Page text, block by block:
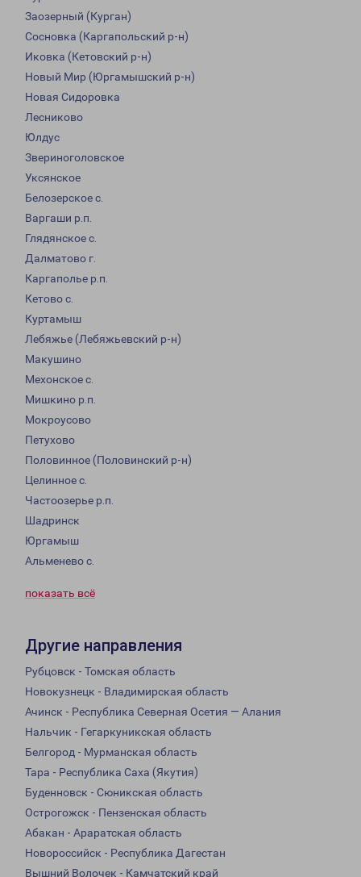
Заозерный (Курган)
Сосновка (Каргапольский р-н)
Иковка (Кетовский р-н)
Новый Мир (Юргамышский р-н)
Новая Сидоровка
Лесниково
Юлдус
Звериноголовское
Уксянское
Белозерское с.
Варгаши р.п.
Глядянское с.
Далматово г.
Каргаполье р.п.
Кетово с.
Куртамыш
Лебяжье (Лебяжьевский р-н)
Макушино
Мехонское с.
Мишкино р.п.
Мокроусово
Петухово
Половинное (Половинский р-н)
Целинное с.
Частоозерье р.п.
Шадринск
Юргамыш
Альменево с.
показать всё
Другие направления
Рубцовск - Томская область
Новокузнецк - Владимирская область
Ачинск - Республика Северная Осетия — Алания
Нальчик - Гегаркуникская область
Белгород - Мурманская область
Тара - Республика Саха (Якутия)
Буденновск - Сюникская область
Острогожск - Пензенская область
Абакан - Араратская область
Новороссийск - Республика Дагестан
Вышний Волочек - Камчатский край